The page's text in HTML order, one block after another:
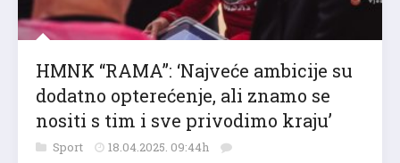
HMNK “RAMA”: ‘Najveće ambicije su
dodatno opterećenje, ali znamo se
nositi s tim i sve privodimo kraju’
Sport 18.04.2025. 09:44h